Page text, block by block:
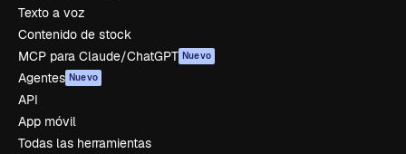
Texto a voz
Contenido de stock
MCP para Claude/ChatGPT Nuevo
Agentes Nuevo
API
App móvil
Todas las herramientas